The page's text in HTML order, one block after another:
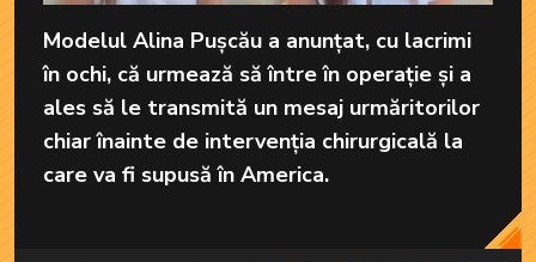
Modelul Alina Pușcău a anunțat, cu lacrimi
în ochi, că urmează să între în operație și a
ales să le transmită un mesaj urmăritorilor
chiar înainte de intervenția chirurgicală la
care va fi supusă în America.